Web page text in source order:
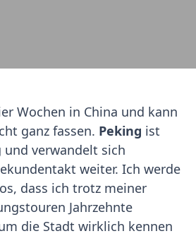
Wochen in China und kann
ganz fassen. Peking ist
verwandelt sich
weiter. Ich werde
dass ich trotz meiner
Jahrzehnte
die Stadt wirklich kennen